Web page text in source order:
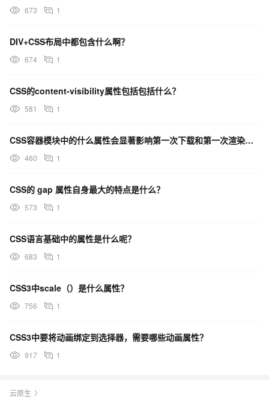
673 1
DIV+CSS布局中都包含什么啊？
674 1
CSS的content-visibility属性包括包括什么？
581 1
CSS容器模块中的什么属性会显著影响第一次下载和第一次渲染的速度？
460 1
CSS的 gap 属性自身最大的特点是什么？
573 1
CSS语言基础中的属性是什么呢？
683 1
CSS3中scale（）是什么属性？
756 1
CSS3中要将动画绑定到选择器，需要哪些动画属性？
917 1
云原生